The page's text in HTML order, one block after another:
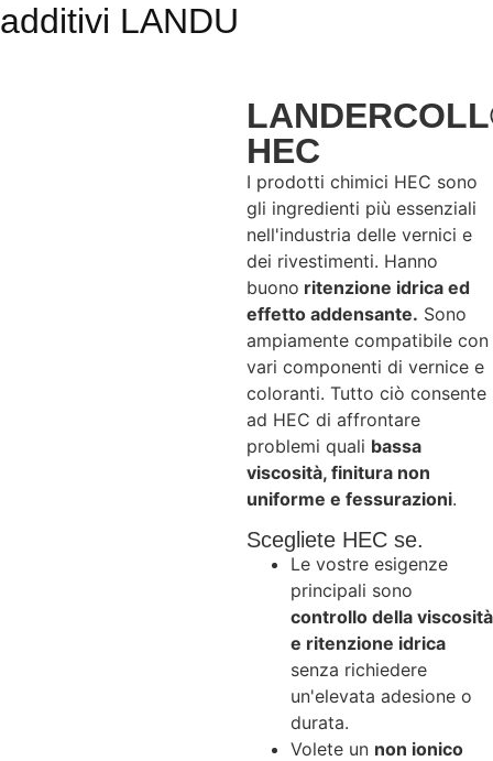
additivi LANDU
HEC
I prodotti chimici HEC sono
gli ingredienti più essenziali
nell'industria delle vernici e
dei rivestimenti. Hanno
buono ritenzione idrica ed
effetto addensante. Sono
ampiamente compatibile con
vari componenti di vernice e
coloranti. Tutto ciò consente
ad HEC di affrontare
problemi quali bassa
viscosità, finitura non
uniforme e fessurazioni.
Scegliete HEC se.
Le vostre esigenze
principali sono
controllo della viscosità
e ritenzione idrica
senza richiedere
un'elevata adesione o
durata.
Volete un non ionico